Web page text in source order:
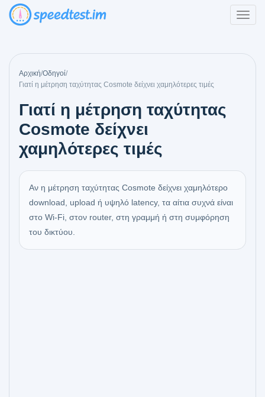
Αρχική/Οδηγοί/
Γιατί η μέτρηση ταχύτητας Cosmote δείχνει χαμηλότερες τιμές
Γιατί η μέτρηση ταχύτητας
Cosmote δείχνει
χαμηλότερες τιμές
Αν η μέτρηση ταχύτητας Cosmote δείχνει χαμηλότερο
download, upload ή υψηλό latency, τα αίτια συχνά είναι
στο Wi-Fi, στον router, στη γραμμή ή στη συμφόρηση
του δικτύου.